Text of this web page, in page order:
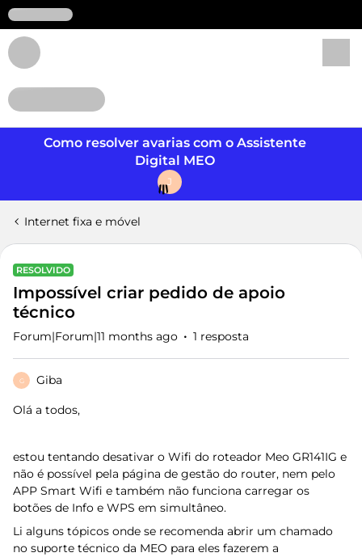
Como resolver avarias com o Assistente
Digital MEO
J
Internet fixa e móvel
RESOLVIDO
Impossível criar pedido de apoio
técnico
Forum|Forum|11 months ago 1 resposta
G Giba
Olá a todos,
estou tentando desativar o Wifi do roteador Meo GR141IG e
não é possível pela página de gestão do router, nem pelo
APP Smart Wifi e também não funciona carregar os
botões de Info e WPS em simultâneo.
Li alguns tópicos onde se recomenda abrir um chamado
no suporte técnico da MEO para eles fazerem a